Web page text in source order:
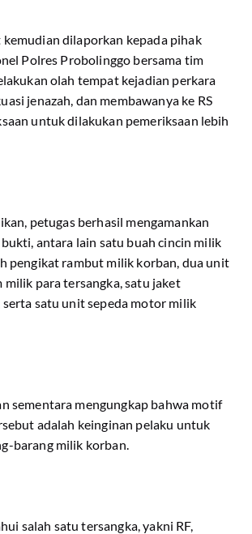
kemudian dilaporkan kepada pihak
Polres Probolinggo bersama tim
olah tempat kejadian perkara
jenazah, dan membawanya ke RS
untuk dilakukan pemeriksaan lebih
petugas berhasil mengamankan
antara lain satu buah cincin milik
pengikat rambut milik korban, dua unit
milik para tersangka, satu jaket
serta satu unit sepeda motor milik
sementara mengungkap bahwa motif
adalah keinginan pelaku untuk
barang milik korban.
salah satu tersangka, yakni RF,